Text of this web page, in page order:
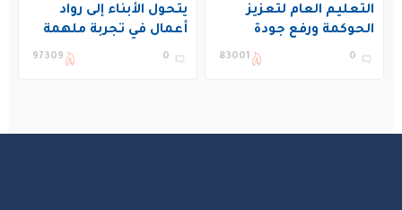
التعليم العام لتعزيز
الحوكمة ورفع جودة
التعليم في المملكة
0
83001
يتحول الأبناء إلى رواد
أعمال في تجربة ملهمة
بنادي غراس الصيفي
0
97309